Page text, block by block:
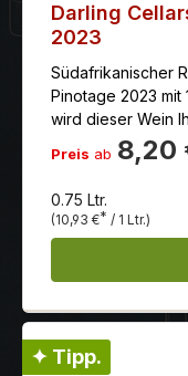
Darling
2023
Südafrikanischer
Pinotage 2023 mit
wird dieser Wein
und mit seiner
belohnen.
Preis ab 8,20
0.75 Ltr.
(10,93 €* / 1 Ltr.)
✦ Tipp.